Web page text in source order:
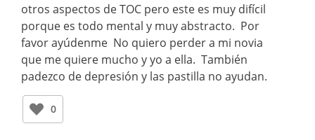
otros aspectos de TOC pero este es muy difícil
porque es todo mental y muy abstracto. Por
favor ayúdenme No quiero perder a mi novia
que me quiere mucho y yo a ella. También
padezco de depresión y las pastilla no ayudan.
0